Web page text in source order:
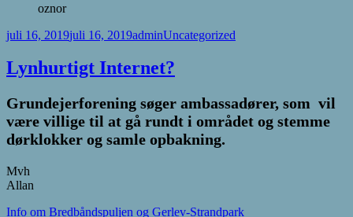
oznor
Udgivet
juli 16, 2019juli 16, 2019Forfatter
adminKategorier
Uncategorized
Lynhurtigt Internet?
Grundejerforening søger ambassadører, som vil
være villige til at gå rundt i området og stemme
dørklokker og samle opbakning.
Mvh
Allan
Info om Bredbåndspuljen og Gerlev-Strandpark